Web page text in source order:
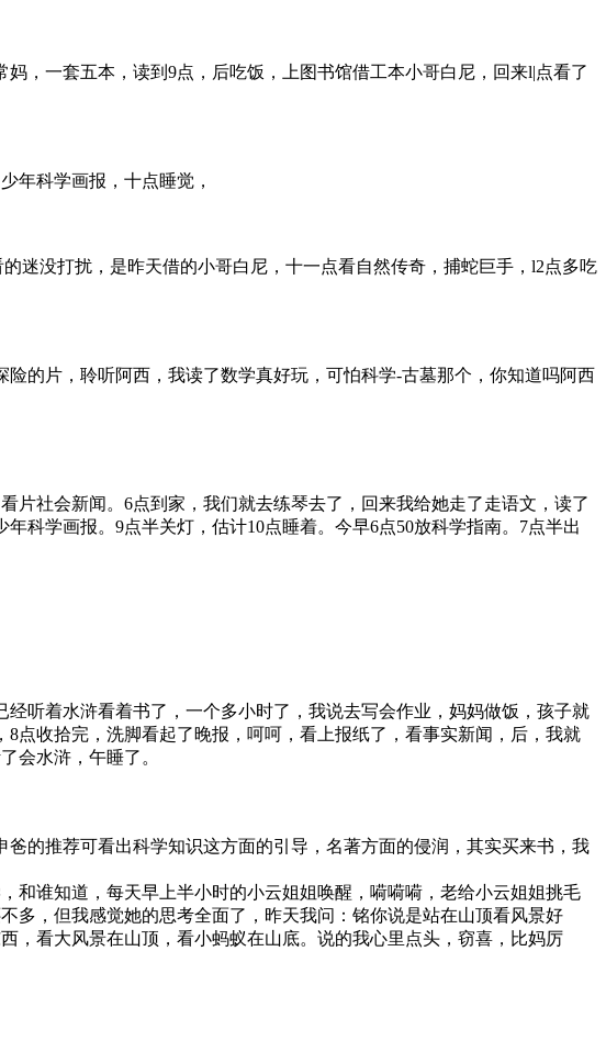
，一套五本，读到9点，后吃饭，上图书馆借工本小哥白尼，回来l|点看了
年科学画报，十点睡觉，
迷没打扰，是昨天借的小哥白尼，十一点看自然传奇，捕蛇巨手，l2点多吃
的片，聆听阿西，我读了数学真好玩，可怕科学-古墓那个，你知道吗阿西
片社会新闻。6点到家，我们就去练琴去了，回来我给她走了走语文，读了
科学画报。9点半关灯，估计10点睡着。今早6点50放科学指南。7点半出
听着水浒看着书了，一个多小时了，我说去写会作业，妈妈做饭，孩子就
点收拾完，洗脚看起了晚报，呵呵，看上报纸了，看事实新闻，后，我就
会水浒，午睡了。
的推荐可看出科学知识这方面的引导，名著方面的侵润，其实买来书，我
和谁知道，每天早上半小时的小云姐姐唤醒，嗬嗬嗬，老给小云姐姐挑毛
多，但我感觉她的思考全面了，昨天我问：铭你说是站在山顶看风景好
，看大风景在山顶，看小蚂蚁在山底。说的我心里点头，窃喜，比妈厉